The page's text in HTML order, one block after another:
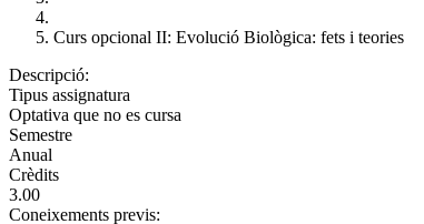
Curs opcional II: Evolució Biològica: fets i teories
Descripció:
Tipus assignatura
Optativa que no es cursa
Semestre
Anual
Crèdits
3.00
Coneixements previs: